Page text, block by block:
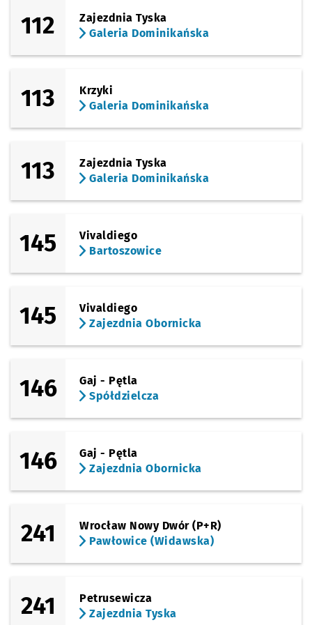
(Obornicka)
Paprotna NŻ Przystanek na życzenie
112
Zajezdnia Tyska
Galeria Dominikańska
113
Krzyki
Galeria Dominikańska
113
Zajezdnia Tyska
Galeria Dominikańska
145
Vivaldiego
Bartoszowice
145
Vivaldiego
Zajezdnia Obornicka
146
Gaj - Pętla
Spółdzielcza
146
Gaj - Pętla
Zajezdnia Obornicka
241
Wrocław Nowy Dwór (P+R)
Pawłowice (Widawska)
241
Petrusewicza
Zajezdnia Tyska